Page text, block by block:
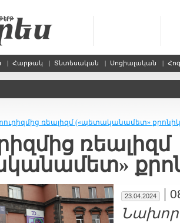
| Հարթակ | Տնտեսական | Սոցիալական |
ռեալիզմ («պետականամետ»
ռեալիզմ
23.04.2024 |